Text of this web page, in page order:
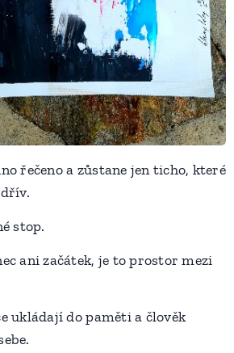
řečeno a zůstane jen ticho, které
stop.
ani začátek, je to prostor mezi
ukládají do paměti a člověk